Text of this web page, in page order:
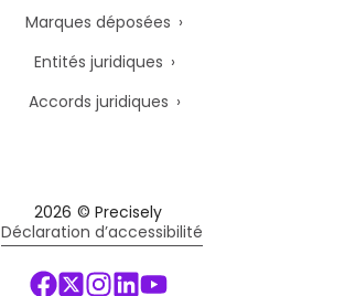
Marques déposées
Entités juridiques
Accords juridiques
2026 © Precisely
Déclaration d’accessibilité